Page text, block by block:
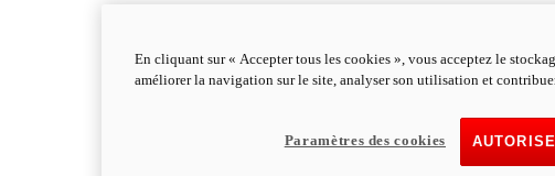
En cliquant sur « Accepter tous les cookies », vous acceptez le
améliorer la navigation sur le site, analyser son utilisation et
Paramètres des cookies